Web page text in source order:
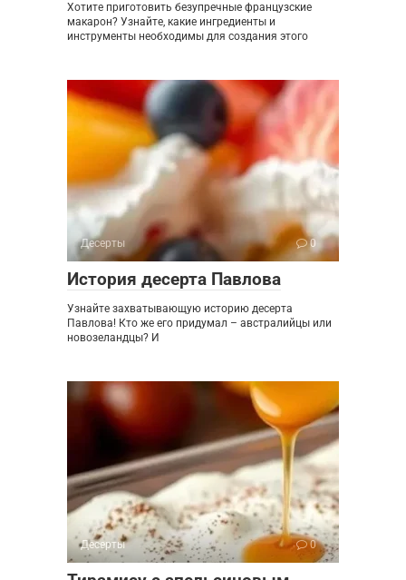
Хотите приготовить безупречные французские
макарон? Узнайте, какие ингредиенты и
инструменты необходимы для создания этого
Десерты 0
История десерта Павлова
Узнайте захватывающую историю десерта
Павлова! Кто же его придумал – австралийцы или
новозеландцы? И
Десерты 0